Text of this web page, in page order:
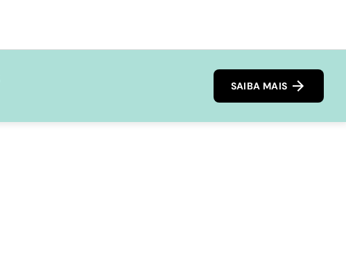
SAIBA MAIS